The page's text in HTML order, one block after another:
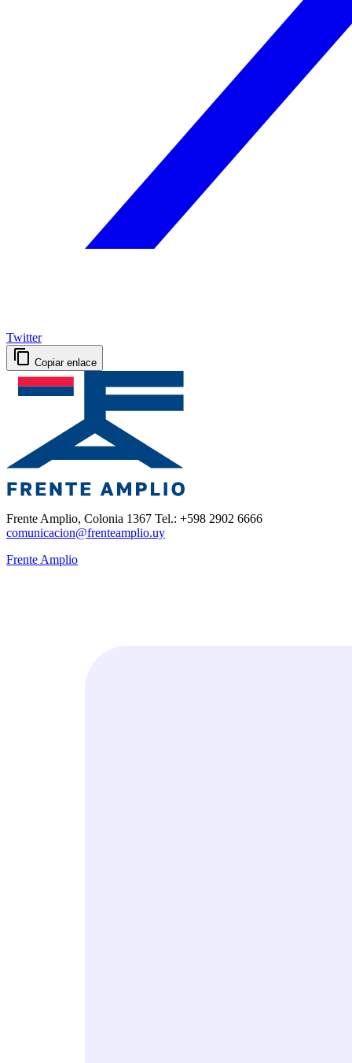
Twitter
Copiar enlace
Frente Amplio, Colonia 1367 Tel.: +598 2902 6666
comunicacion@frenteamplio.uy
Frente Amplio